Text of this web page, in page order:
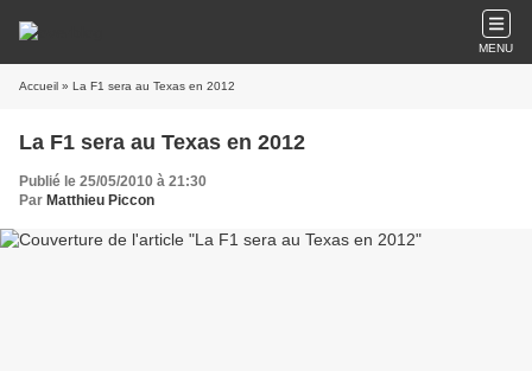
MENU
Accueil » La F1 sera au Texas en 2012
La F1 sera au Texas en 2012
Publié le 25/05/2010 à 21:30
Par Matthieu Piccon